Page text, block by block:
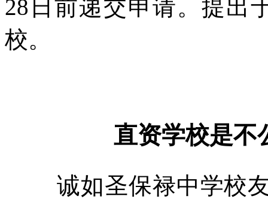
28 日前递交申请。提出
校。
直资学校是不
诚如圣保禄中学校